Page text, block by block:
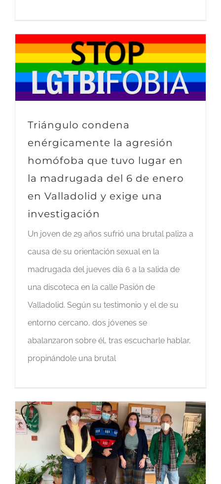
Triángulo condena
enérgicamente la agresión
homófoba que tuvo lugar en
la madrugada del 6 de enero
en Valladolid y exige una
investigación
Un joven de 29 años sufrió una brutal paliza a
causa de su orientación sexual en la
madrugada del jueves día 6 a la salida de
una discoteca en la calle Pasión de
Valladolid. Según su testimonio y el de su
entorno cercano, dos jóvenes se
abalanzaron sobre él, tras escucharle hablar,
propinándole una brutal